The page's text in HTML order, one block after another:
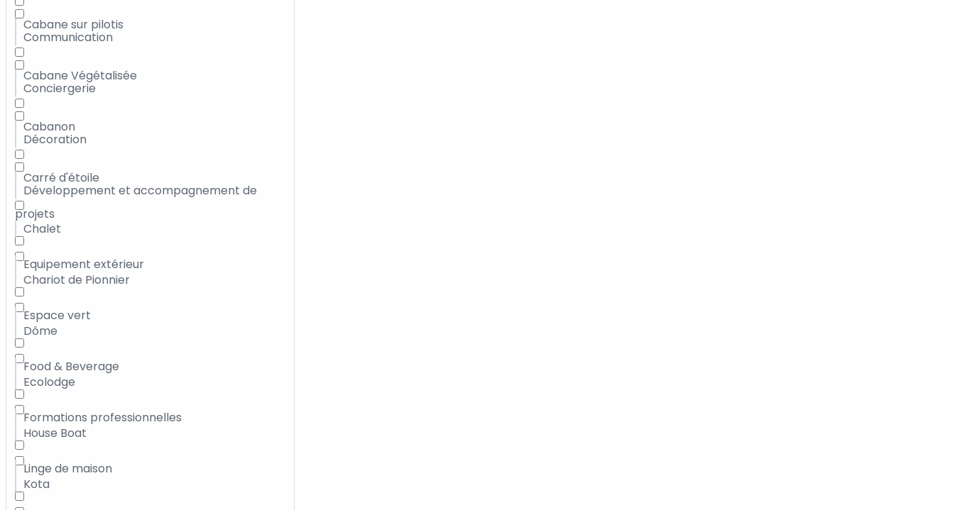
Cabane sur pilotis
Cabane Végétalisée
Cabanon
Carré d'étoile
Chalet
Chariot de Pionnier
Dôme
Ecolodge
House Boat
Kota
Communication
Conciergerie
Décoration
Développement et accompagnement de
projets
Equipement extérieur
Espace vert
Food & Beverage
Formations professionnelles
Linge de maison